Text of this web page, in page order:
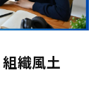
織風土